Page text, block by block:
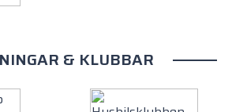
& KLUBBAR